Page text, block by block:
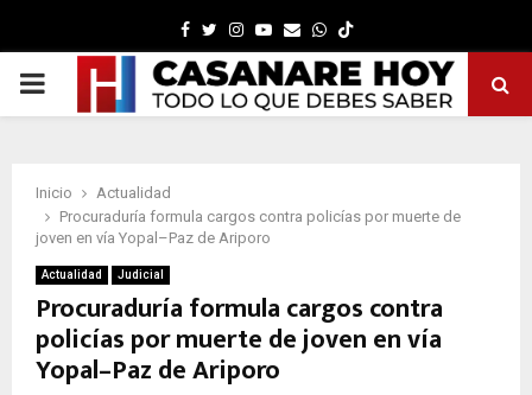
Facebook
TwitterInstagram
Youtube
EmailWhatsapp
PRIMARY
Inicio
Actualidad
Procuraduría formula cargos contra policías por muerte de
joven en vía Yopal–Paz de Ariporo
Actualidad Judicial
Procuraduría formula cargos contra
policías por muerte de joven en vía
Yopal–Paz de Ariporo